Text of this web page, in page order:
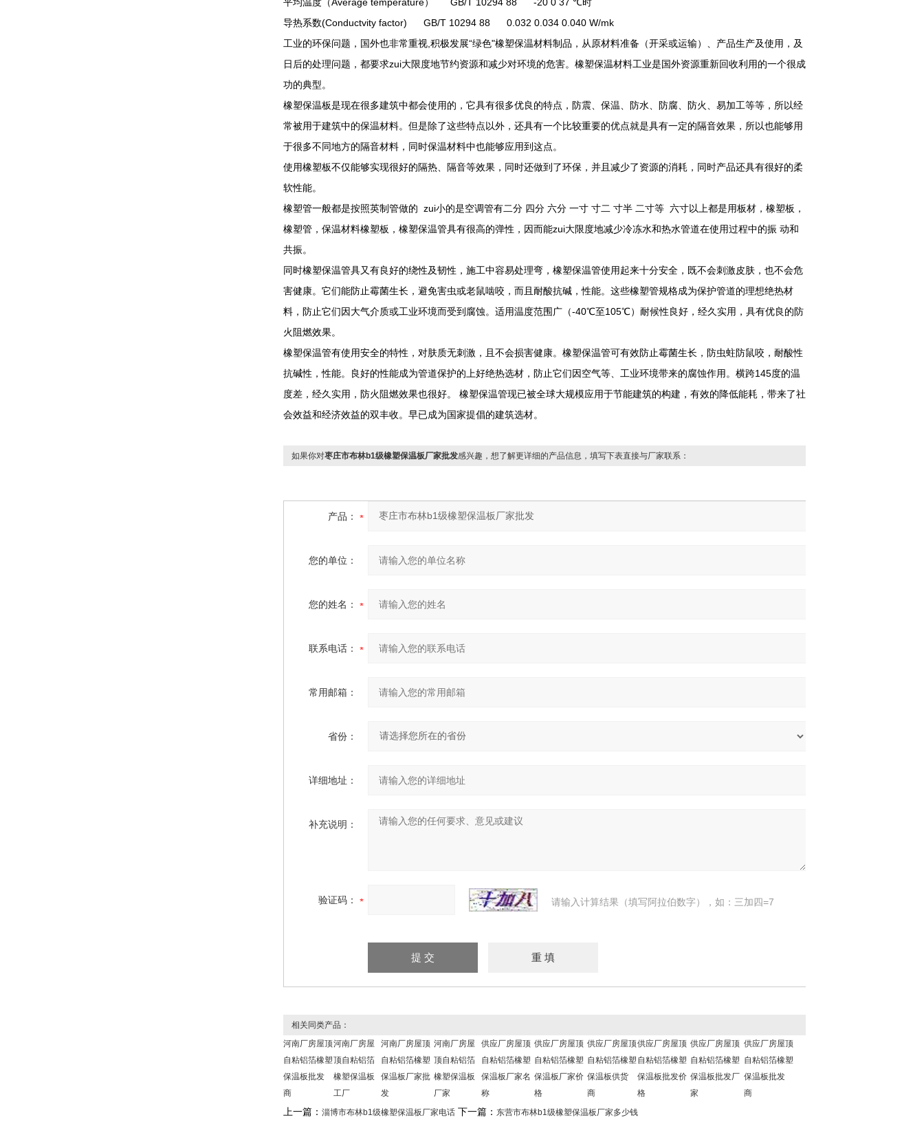
导热系数(Conductvity factor) GB/T 10294 88 0.032 0.034 0.040 W/mk
工业的环保问题，国外也非常重视,积极发展“绿色"橡塑保温材料制品，从原材料准备（开采或运输）、产品生产及使用，及
日后的处理问题，都要求zui大限度地节约资源和减少对环境的危害。橡塑保温材料工业是国外资源重新回收利用的一个很成
功的典型。
橡塑保温板是现在很多建筑中都会使用的，它具有很多优良的特点，防震、保温、防水、防腐、防火、易加工等等，所以经
常被用于建筑中的保温材料。但是除了这些特点以外，还具有一个比较重要的优点就是具有一定的隔音效果，所以也能够用
于很多不同地方的隔音材料，同时保温材料中也能够应用到这点。
使用橡塑板不仅能够实现很好的隔热、隔音等效果，同时还做到了环保，并且减少了资源的消耗，同时产品还具有很好的柔
软性能。
橡塑管一般都是按照英制管做的 zui小的是空调管有二分 四分 六分 一寸 寸二 寸半 二寸等 六寸以上都是用板材，橡塑板，
橡塑管，保温材料橡塑板，橡塑保温管具有很高的弹性，因而能zui大限度地减少冷冻水和热水管道在使用过程中的振 动和
共振。
同时橡塑保温管具又有良好的绕性及韧性，施工中容易处理弯，橡塑保温管使用起来十分安全，既不会刺激皮肤，也不会危
害健康。它们能防止霉菌生长，避免害虫或老鼠啮咬，而且耐酸抗碱，性能。这些橡塑管规格成为保护管道的理想绝热材
料，防止它们因大气介质或工业环境而受到腐蚀。适用温度范围广（-40℃至105℃）耐候性良好，经久实用，具有优良的防
火阻燃效果。
橡塑保温管有使用安全的特性，对肤质无刺激，且不会损害健康。橡塑保温管可有效防止霉菌生长，防虫蛀防鼠咬，耐酸性
抗碱性，性能。良好的性能成为管道保护的上好绝热选材，防止它们因空气等、工业环境带来的腐蚀作用。横跨145度的温
度差，经久实用，防火阻燃效果也很好。 橡塑保温管现已被全球大规模应用于节能建筑的构建，有效的降低能耗，带来了社
会效益和经济效益的双丰收。早已成为国家提倡的建筑选材。
如果你对枣庄市布林b1级橡塑保温板厂家批发感兴趣，想了解更详细的产品信息，填写下表直接与厂家联系：
产品：
您的单位：
您的姓名：
联系电话：
常用邮箱：
省份：
详细地址：
补充说明：
验证码： 请输入计算结果（填写阿拉伯数字），如：三加四=7
相关同类产品：
河南厂房屋顶
自粘铝箔橡塑
保温板批发
商
河南厂房屋
顶自粘铝箔
橡塑保温板
工厂
河南厂房屋顶
自粘铝箔橡塑
保温板厂家批
发
河南厂房屋
顶自粘铝箔
橡塑保温板
厂家
供应厂房屋顶
自粘铝箔橡塑
保温板厂家名
称
供应厂房屋顶
自粘铝箔橡塑
保温板厂家价
格
供应厂房屋顶
自粘铝箔橡塑
保温板供货
商
供应厂房屋顶
自粘铝箔橡塑
保温板批发价
格
供应厂房屋顶
自粘铝箔橡塑
保温板批发厂
家
供应厂房屋顶
自粘铝箔橡塑
保温板批发
商
上一篇： 淄博市布林b1级橡塑保温板厂家电话 下一篇： 东营市布林b1级橡塑保温板厂家多少钱